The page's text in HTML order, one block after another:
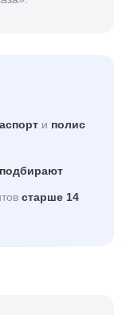
и полис
старше 14